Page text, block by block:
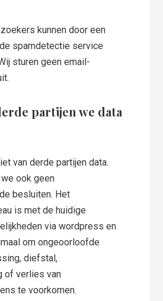
kunnen door een
spamdetectie service
sturen geen email-
partijen we data
van derde partijen data.
ook geen
besluiten. Het
is met de huidige
via wordpress en
om ongeoorloofde
diefstal,
of verlies van
te voorkomen.